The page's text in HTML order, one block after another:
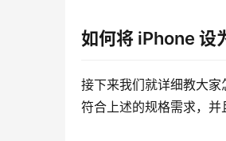
如何将 iPhone 设
接下来我们就详细教大
符合上述的规格需求，并